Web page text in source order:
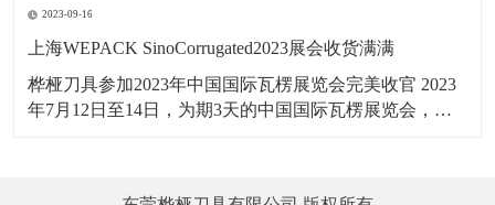
2023-09-16
上海WEPACK SinoCorrugated2023展会收货满满
桦桠刀具参加2023年中国国际瓦楞展览会完美收官 2023
年7月12日至14日，为期3天的中国国际瓦楞展览会，在